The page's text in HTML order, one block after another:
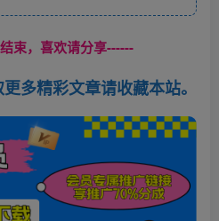
束，喜欢请分享------
多精彩文章请收藏本站。